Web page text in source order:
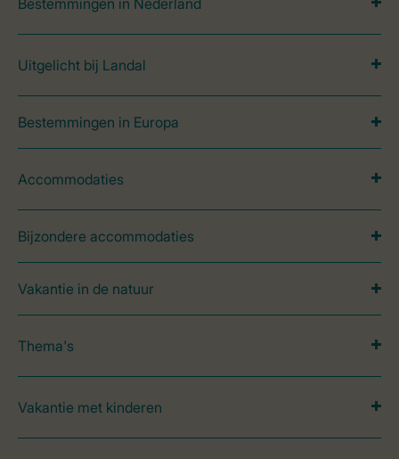
Bestemmingen in Nederland
Uitgelicht bij Landal
Bestemmingen in Europa
Accommodaties
Bijzondere accommodaties
Vakantie in de natuur
Thema's
Vakantie met kinderen